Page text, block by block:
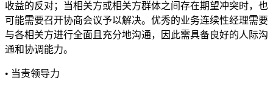
收益的反对；当相关方或相关方群体之间存在期望冲突时，也
可能需要召开协商会议予以解决。优秀的业务连续性经理需要
与各相关方进行全面且充分地沟通，因此需具备良好的人际沟
通和协调能力。
• 当责领导力